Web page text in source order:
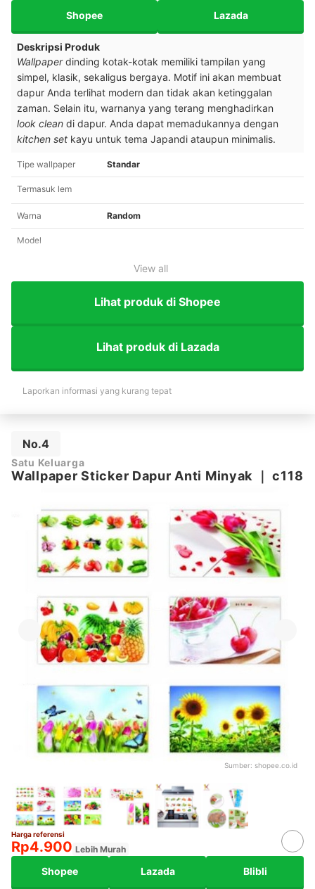
Shopee Lazada
Deskripsi Produk
Wallpaperdinding kotak-kotak memiliki tampilan yang
simpel, klasik, sekaligus bergaya. Motif ini akan membuat
dapur Anda terlihat modern dan tidak akan ketinggalan
zaman. Selain itu, warnanya yang terang menghadirkan
look clean di dapur. Anda dapat memadukannya dengan
kitchen set kayu untuk tema Japandi ataupun minimalis.
Tipe wallpaper Standar
Termasuk lem
Warna Random
Model
View all
Lihat produk di Shopee
Lihat produk di Lazada
Laporkan informasi yang kurang tepat
No.4
Satu Keluarga
Wallpaper Sticker Dapur Anti Minyak ｜c118
Sumber: shopee.co.id
Harga referensi
Rp4.900 Lebih Murah
Shopee Lazada Blibli